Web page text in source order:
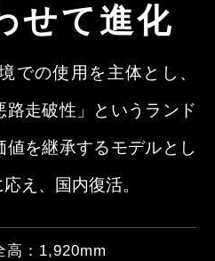
せて進化
での使用を主体とし、
路走破性」というランド
を継承するモデルとし
え、国内復活。
高： 1,920mm